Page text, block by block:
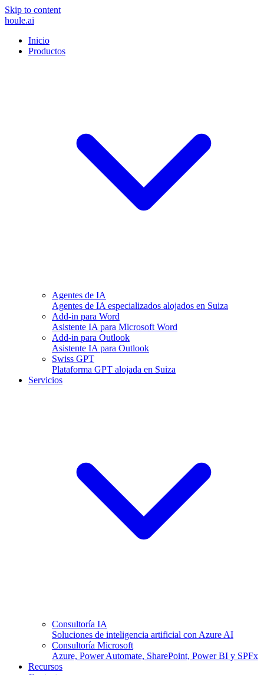
Skip to content
houle.ai
Inicio
Productos
Agentes de IA
Agentes de IA especializados alojados en Suiza
Add-in para Word
Asistente IA para Microsoft Word
Add-in para Outlook
Asistente IA para Outlook
Swiss GPT
Plataforma GPT alojada en Suiza
Servicios
Consultoría IA
Soluciones de inteligencia artificial con Azure AI
Consultoría Microsoft
Azure, Power Automate, SharePoint, Power BI y SPFx
Recursos